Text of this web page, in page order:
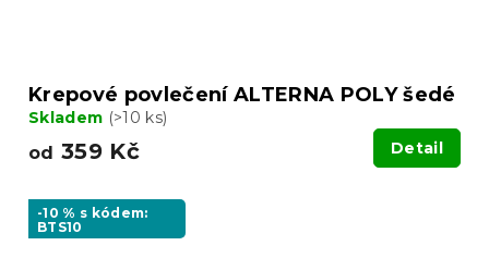
Krepové povlečení ALTERNA POLY šedé
Skladem (>10 ks)
od 359 Kč Detail
-10 % s kódem:
BTS10